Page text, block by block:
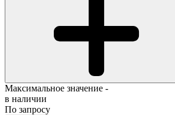
Максимальное значение -
в наличии
По запросу